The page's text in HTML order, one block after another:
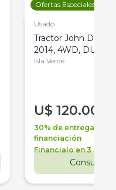
Ofertas Especiales
Usado
Tractor John Deere
2014, 4WD, DUAL
Isla Verde
U$ 120.000
30% de entrega +
financiación
Financialo en 3 años
Consultar